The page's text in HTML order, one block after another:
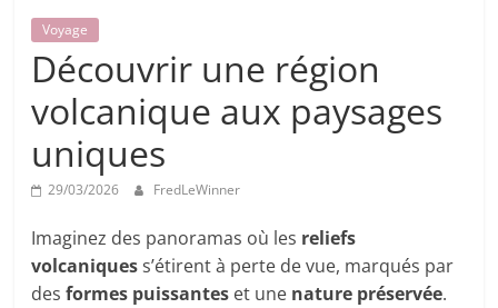
Voyage
Découvrir une région
volcanique aux paysages
uniques
29/03/2026 FredLeWinner
Imaginez des panoramas où les reliefs
volcaniquess’étirent à perte de vue, marqués par
desformes puissantes et une nature préservée.